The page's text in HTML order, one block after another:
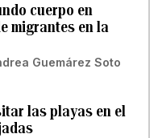
cuerpo en
migrantes en la
Guemárez Soto
las playas en el